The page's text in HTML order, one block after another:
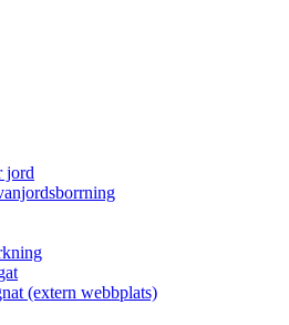
jord
(extern webbplats)